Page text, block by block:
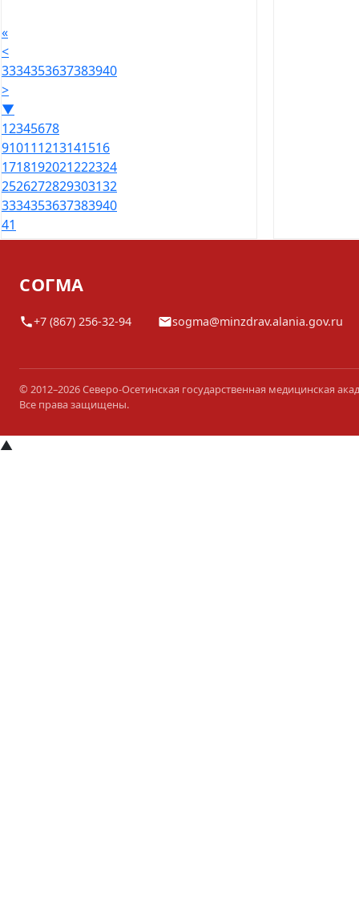
«
<
3334353637383940
>
▼
12345678
910111213141516
1718192021222324
2526272829303132
3334353637383940
41
СОГМА
+7 (867) 256-32-94 sogma@minzdrav.alania.gov.ru
© 2012–2026 Северо-Осетинская государственная медицинская
Все права защищены.
▲